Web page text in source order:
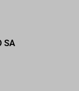
SA